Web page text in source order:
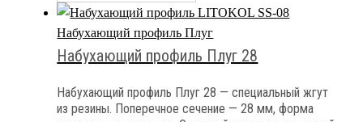
Набухающий профиль Плуг
Набухающий профиль Плуг 28
Набухающий профиль Плуг 28 — специальный жгут
из резины. Поперечное сечение — 28 мм, форма